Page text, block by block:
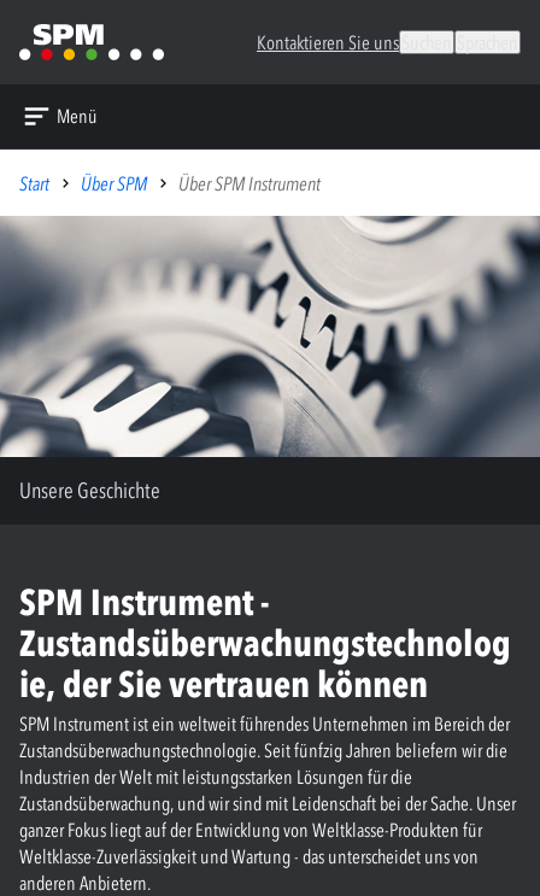
Kontaktieren Sie uns
Menü
Start Über SPM Über SPM Instrument
Unsere Geschichte
SPM Instrument -
Zustandsüberwachungstechnolog
ie, der Sie vertrauen können
SPM Instrument ist ein weltweit führendes Unternehmen im Bereich der
Zustandsüberwachungstechnologie. Seit fünfzig Jahren beliefern wir die
Industrien der Welt mit leistungsstarken Lösungen für die
Zustandsüberwachung, und wir sind mit Leidenschaft bei der Sache. Unser
ganzer Fokus liegt auf der Entwicklung von Weltklasse-Produkten für
Weltklasse-Zuverlässigkeit und Wartung - das unterscheidet uns von
anderen Anbietern.